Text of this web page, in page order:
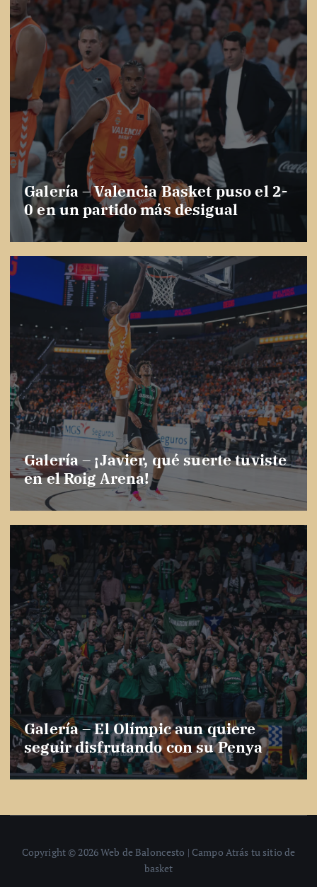
Galería – Valencia Basket puso el 2-
0 en un partido más desigual
Galería – ¡Javier, qué suerte tuviste
en el Roig Arena!
Galería – El Olímpic aun quiere
seguir disfrutando con su Penya
Copyright © 2026 Web de Baloncesto | Campo Atrás tu sitio de
basket